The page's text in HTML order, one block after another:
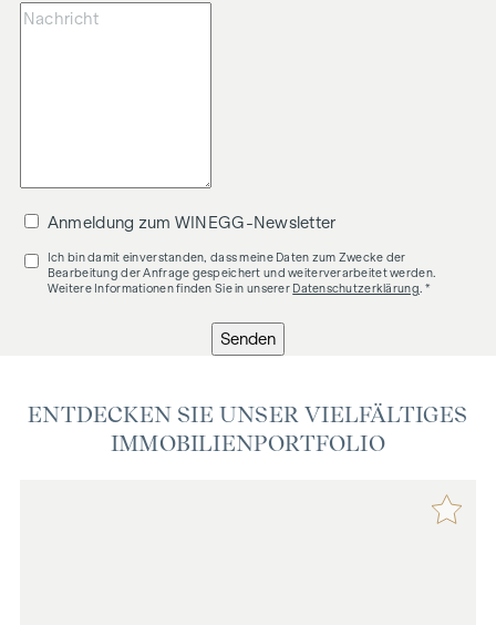
Anmeldung zum WINEGG-Newsletter
Ich bin damit einverstanden, dass meine Daten zum Zwecke der
Bearbeitung der Anfrage gespeichert und weiterverarbeitet werden.
Weitere Informationen finden Sie in unserer Datenschutzerklärung . *
Senden
ENTDECKEN SIE UNSER VIELFÄLTIGES
IMMOBILIENPORTFOLIO